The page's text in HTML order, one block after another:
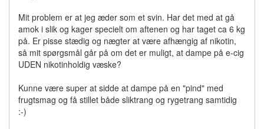
Mit problem er at jeg æder som et svin. Har det med at gå
amok i slik og kager specielt om aftenen og har taget ca 6 kg
på. Er pisse stædig og nægter at være afhængig af nikotin,
så mit spørgsmål går på om det er muligt, at dampe på e-cig
UDEN nikotinholdig væske?
Kunne være super at sidde at dampe på en "pind" med
frugtsmag og få stillet både sliktrang og rygetrang samtidig
:-)